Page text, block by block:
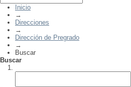
Inicio
→
Direcciones
→
Dirección de Pregrado
→
Buscar
Buscar